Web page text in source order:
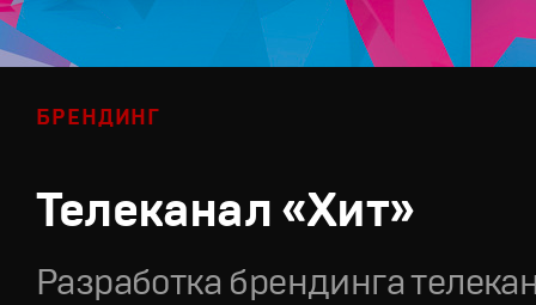
БРЕНДИНГ
Телеканал «Хит»
Разработка брендинга